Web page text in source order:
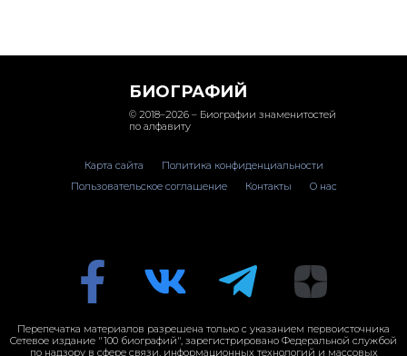
БИОГРАФИЙ
© 2018–2026 – Биографии знаменитостей
по алфавиту
Карта сайта
Политика конфиденциальности
Пользовательское соглашение
Контакты О нас
Перепечатка материалов разрешена только с указанием первоисточника
Сетевое издание "100 биографий", зарегистрировано Федеральной службой
по надзору в сфере связи, информационных технологий и массовых